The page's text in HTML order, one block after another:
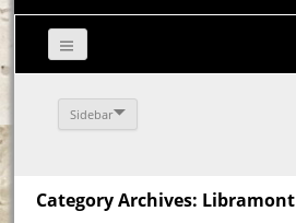
Sidebar
Category Archives: Libramont